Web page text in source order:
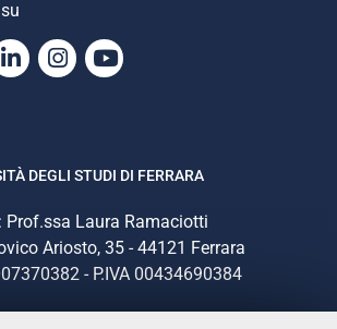
LinkedinInstagram
Youtube
DEGLI STUDI DI FERRARA
Prof.ssa Laura Ramaciotti
Ariosto, 35 - 44121 Ferrara
- P.IVA 00434690384